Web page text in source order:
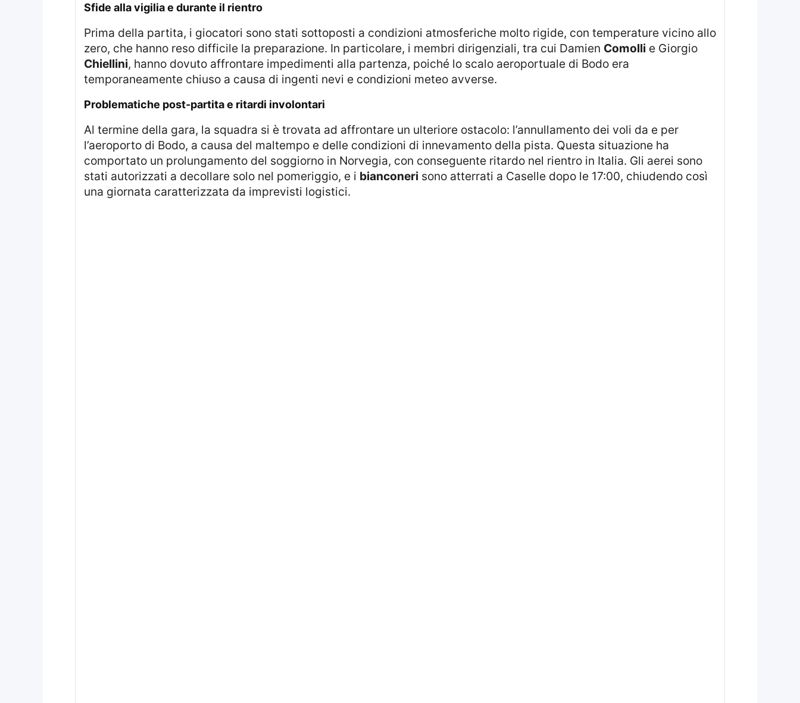
sfide alla vigilia e durante il rientro
Prima della partita, i giocatori sono stati sottoposti a condizioni atmosferiche molto rigide, con temperature vicino allo
zero, che hanno reso difficile la preparazione. In particolare, i membri dirigenziali, tra cui Damien Comolli e Giorgio
Chiellini, hanno dovuto affrontare impedimenti alla partenza, poiché lo scalo aeroportuale di Bodo era
temporaneamente chiuso a causa di ingenti nevi e condizioni meteo avverse.
problematiche post-partita e ritardi involontari
Al termine della gara, la squadra si è trovata ad affrontare un ulteriore ostacolo: l’annullamento dei voli da e per
l’aeroporto di Bodo, a causa del maltempo e delle condizioni di innevamento della pista. Questa situazione ha
comportato un prolungamento del soggiorno in Norvegia, con conseguente ritardo nel rientro in Italia. Gli aerei sono
stati autorizzati a decollare solo nel pomeriggio, e i bianconeri sono atterrati a Caselle dopo le 17:00, chiudendo così
una giornata caratterizzata da imprevisti logistici.